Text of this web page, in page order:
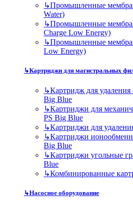
↳Промышленные
Water)
↳Промышленные
Charge Low Energy)
↳Промышленные
Low Energy)
↳Картриджи для магистральных
↳Картридж для
Big Blue
↳Картриджи для
PS Big Blue
↳Картриджи для
↳Картриджи
Big Blue
↳Картриджи угольные
Blue
↳Комбинированные
↳Насосное оборудование